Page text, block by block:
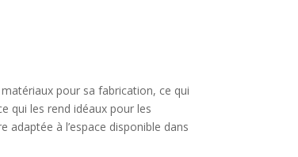
pour sa fabrication, ce qui
qui les rend idéaux pour les
à l’espace disponible dans